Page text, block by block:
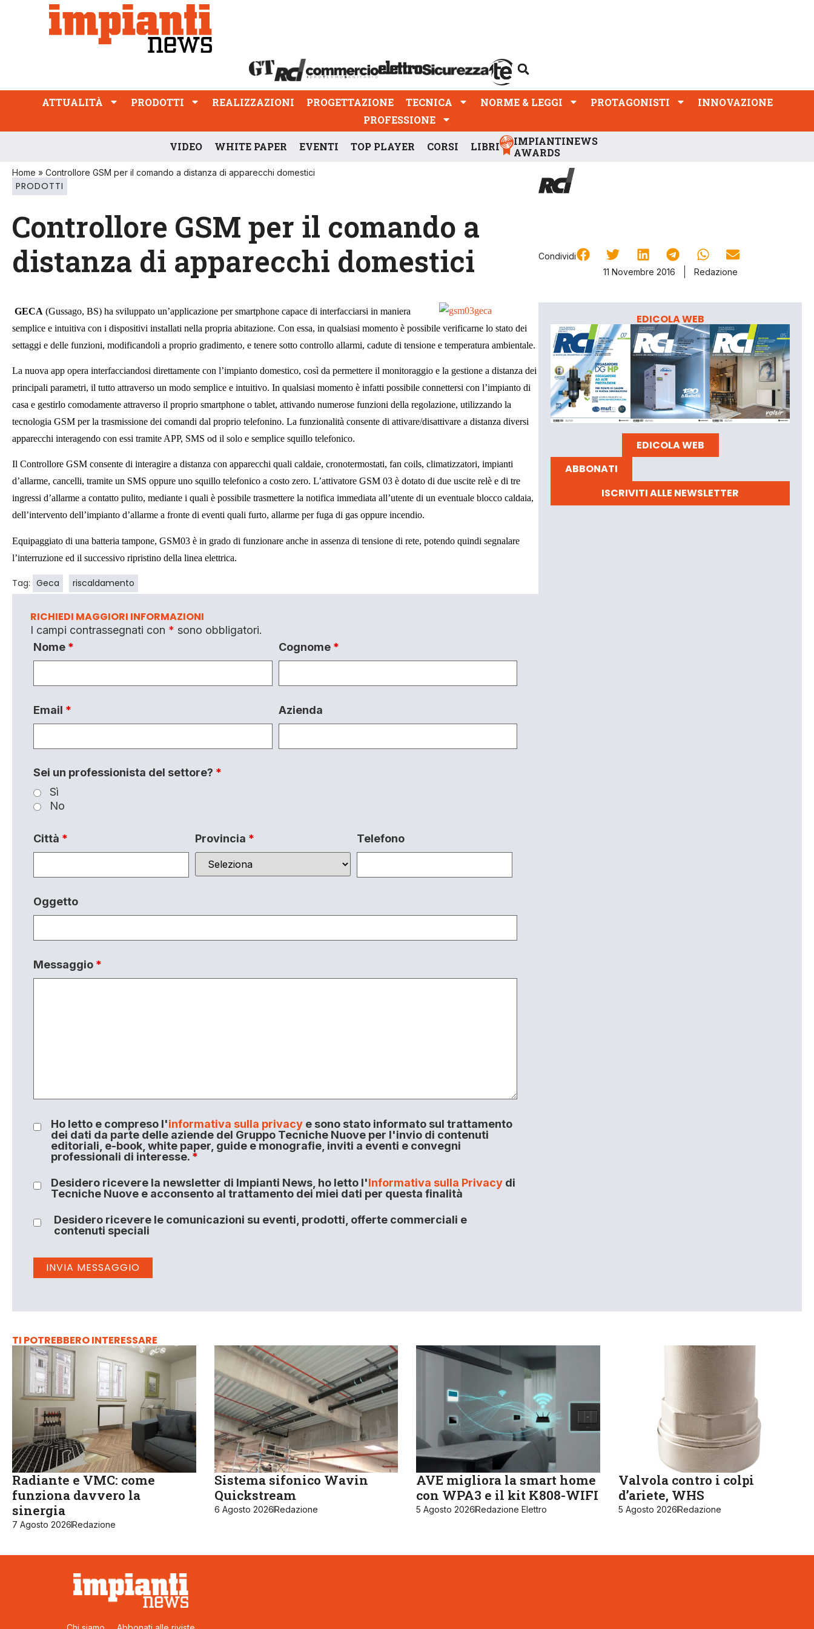
ATTUALITÀ PRODOTTI REALIZZAZIONI
PROFESSIONE
ATTUALITÀ PRODOTTI REALIZZAZIONI PROGETTAZIONE TECNICA NORME & LEGGI PROTAGONISTI
INNOVAZIONE
PROFESSIONE
VIDEO WHITE PAPER EVENTI TOP PLAYER CORSI LIBRI
IMPIANTINEWS
AWARDS
Home » Controllore GSM per il comando a distanza di apparecchi domestici
PRODOTTI
Controllore GSM per il comando a
distanza di apparecchi domestici
Condividi
11 Novembre 2016
Redazione
GECA (Gussago, BS) ha sviluppato un’applicazione per smartphone capace di interfacciarsi in maniera
semplice e intuitiva con i dispositivi installati nella propria abitazione. Con essa, in qualsiasi momento è possibile verificarne lo stato dei
settaggi e delle funzioni, modificandoli a proprio gradimento, e tenere sotto controllo allarmi, cadute di tensione e temperatura ambientale.
La nuova app opera interfacciandosi direttamente con l’impianto domestico, così da permettere il monitoraggio e la gestione a distanza dei
principali parametri, il tutto attraverso un modo semplice e intuitivo. In qualsiasi momento è infatti possibile connettersi con l’impianto di
casa e gestirlo comodamente attraverso il proprio smartphone o tablet, attivando numerose funzioni della regolazione, utilizzando la
tecnologia GSM per la trasmissione dei comandi dal proprio telefonino. La funzionalità consente di attivare/disattivare a distanza diversi
apparecchi interagendo con essi tramite APP, SMS od il solo e semplice squillo telefonico.
Il Controllore GSM consente di interagire a distanza con apparecchi quali caldaie, cronotermostati, fan coils, climatizzatori, impianti
d’allarme, cancelli, tramite un SMS oppure uno squillo telefonico a costo zero. L’attivatore GSM 03 è dotato di due uscite relè e di tre
ingressi d’allarme a contatto pulito, mediante i quali è possibile trasmettere la notifica immediata all’utente di un eventuale blocco caldaia,
dell’intervento dell’impianto d’allarme a fronte di eventi quali furto, allarme per fuga di gas oppure incendio.
Equipaggiato di una batteria tampone, GSM03 è in grado di funzionare anche in assenza di tensione di rete, potendo quindi segnalare
l’interruzione ed il successivo ripristino della linea elettrica.
Tag: Geca riscaldamento
RICHIEDI MAGGIORI INFORMAZIONI
I campi contrassegnati con * sono obbligatori.
Nome * Cognome *
Email * Azienda
Sei un professionista del settore? *
Sì
No
Città * Provincia * Telefono
Oggetto
Messaggio *
Ho letto e compreso l'informativa sulla privacye sono stato informato sul trattamento
dei dati da parte delle aziende del Gruppo Tecniche Nuove per l'invio di contenuti
editoriali, e-book, white paper, guide e monografie, inviti a eventi e convegni
professionali di interesse. *
Desidero ricevere la newsletter di Impianti News, ho letto l'Informativa sulla Privacydi
Tecniche Nuove e acconsento al trattamento dei miei dati per questa finalità
Desidero ricevere le comunicazioni su eventi, prodotti, offerte commerciali e
contenuti speciali
EDICOLA WEB
EDICOLA WEB
ABBONATI
ISCRIVITI ALLE NEWSLETTER
TI POTREBBERO INTERESSARE
Radiante e VMC: come
funziona davvero la
sinergia
7 Agosto 2026Redazione
Sistema sifonico Wavin
Quickstream
6 Agosto 2026Redazione
AVE migliora la smart home
con WPA3 e il kit K808-WIFI
5 Agosto 2026Redazione Elettro
Valvola contro i colpi
d’ariete, WHS
5 Agosto 2026Redazione